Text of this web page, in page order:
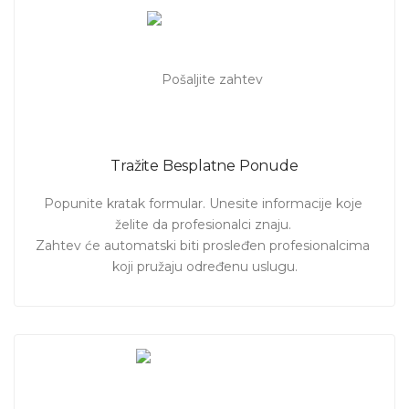
Tražite Besplatne Ponude
Popunite kratak formular. Unesite informacije koje
želite da profesionalci znaju.
Zahtev će automatski biti prosleđen profesionalcima
koji pružaju određenu uslugu.